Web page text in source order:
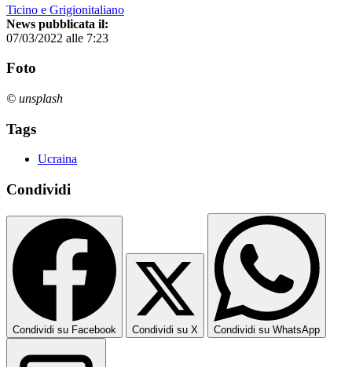
Ticino e Grigionitaliano
News pubblicata il:
07/03/2022 alle 7:23
Foto
© unsplash
Tags
Ucraina
Condividi
Condividi su Facebook Condividi su X Condividi su WhatsApp